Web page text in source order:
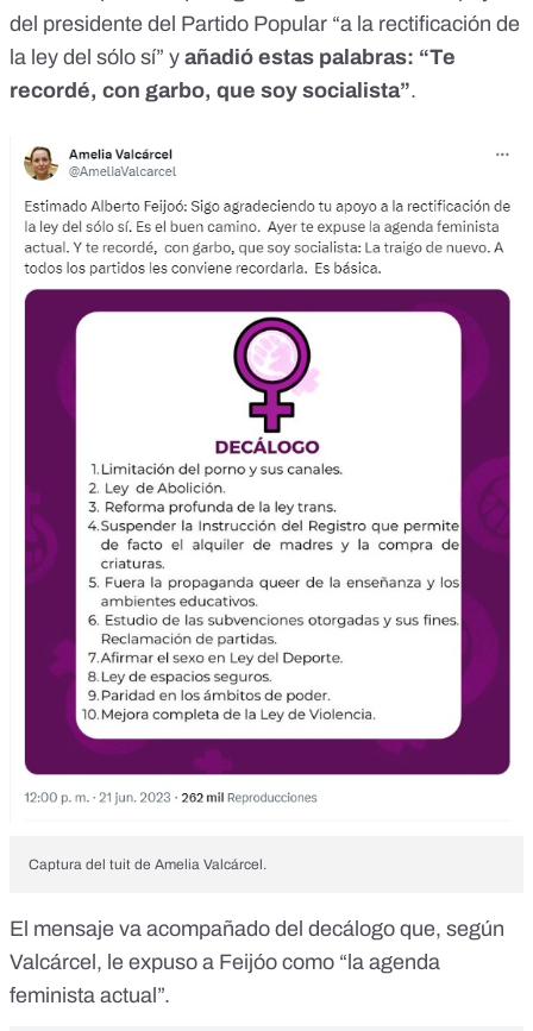
del presidente del Partido Popular “a la rectificación de
la ley del sólo sí” y añadió estas palabras: “Te
recordé, con garbo, que soy socialista”.
Captura del tuit de Amelia Valcárcel.
El mensaje va acompañado del decálogo que, según
Valcárcel, le expuso a Feijóo como “la agenda
feminista actual”.